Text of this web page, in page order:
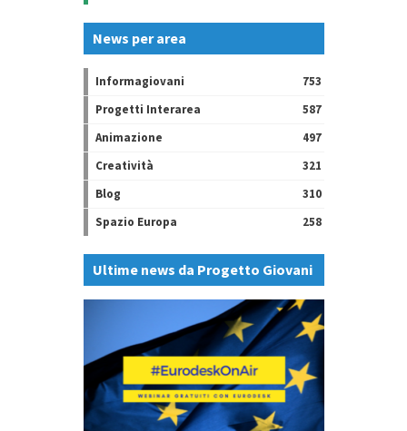
News per area
Informagiovani
753
Progetti Interarea
587
Animazione
497
Creatività
321
Blog
310
Spazio Europa
258
Ultime news da Progetto Giovani